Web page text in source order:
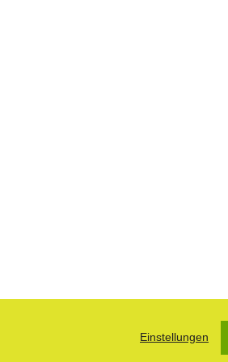
Einstellungen